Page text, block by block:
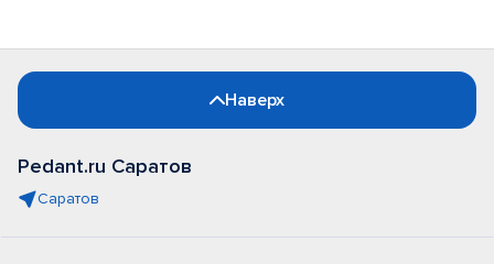
Наверх
Pedant.ru Саратов
Саратов